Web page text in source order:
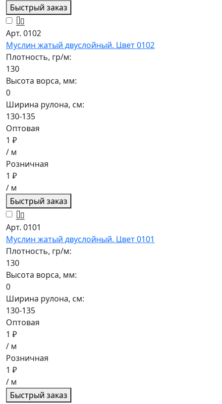
Быстрый заказ
Арт. 0102
Муслин жатый двуслойный. Цвет 0102
Плотность, гр/м:
130
Высота ворса, мм:
0
Ширина рулона, см:
130-135
Оптовая
1 ₽
/ м
Розничная
1 ₽
/ м
Быстрый заказ
Арт. 0101
Муслин жатый двуслойный. Цвет 0101
Плотность, гр/м:
130
Высота ворса, мм:
0
Ширина рулона, см:
130-135
Оптовая
1 ₽
/ м
Розничная
1 ₽
/ м
Быстрый заказ